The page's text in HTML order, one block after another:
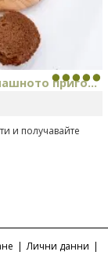
приго...
изцяло нов
и получавайте
| Лични данни |